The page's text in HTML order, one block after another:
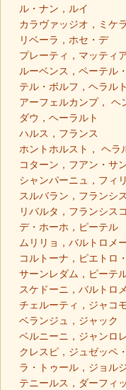
ル・ナン，ルイ
カラヴァッジオ，ミケ
リベーラ，ホセ・デ
プレーティ，マッティ
ルーベンス，ペーテル
テル・ボルフ，ヘラル
アーフェルカンプ， ヘ
ダウ，ヘーラルト
ハルス，フランス
ホントホルスト， ヘラ
コターン，フアン・サ
シャンパーニュ，フィ
スルバラン，フランシ
リバルタ，フランシスコ
デ・ホーホ，ピーテル
ムリリョ，バルトロメ
コルトーナ，ピエトロ
サーンレダム，ピーテ
スケドーニ，バルトロ
チェルーティ，ジャコ
ベランジュ，ジャック
ベルニーニ，ジャンロ
クレスピ，ジュゼッペ
ラ・トゥール，ジョル
テニールス，ダーフィ